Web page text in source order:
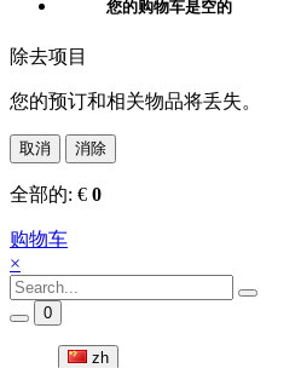
您的购物车是空的
除去项目
您的预订和相关物品将丢失。
取消 消除
全部的: € 0
购物车
×
0
zh